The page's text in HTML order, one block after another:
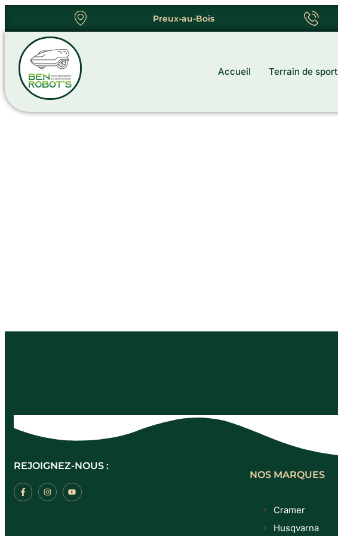
Preux-au-Bois
Accueil Terrain de sport
06 20 83 83 81
REJOIGNEZ-NOUS :
NOS MARQUES
Cramer
Husqvarna